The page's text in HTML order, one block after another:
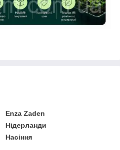
Enza Zaden
Нідерланди
Насіння